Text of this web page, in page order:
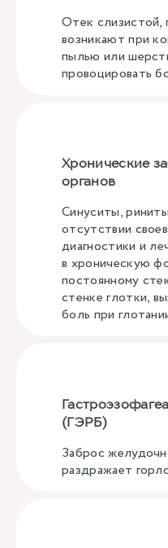
Отек слизистой,
возникают при
пылью или
провоцировать
Хронические
органов
Синуситы,
отсутствии
диагностики и
в хроническую
постоянному
стенке глотки,
боль при
(ГЭРБ)
Заброс
раздражает